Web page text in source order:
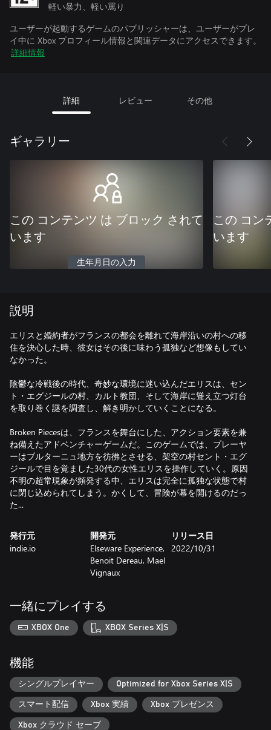
軽い暴力、軽い罵り
ユーザーが起動するゲームのパブリッシャーは、ユーザーがプレ
イ中に Xbox プロフィール情報と関連データにアクセスできます。
詳細情報
詳細 レビュー その他
ギャラリー
この コンテンツ は ブロック されて
います
生年月日の入力
この コン
います
説明
エリスと婚約者がフランスの都会を離れて海岸沿いの村への移
住を決心した時、彼女はその後に味わう孤独など想像もしてい
なかった。
陰鬱な冷戦後の時代、奇妙な環境に迷い込んだエリスは、セン
ト・エグジールの村、カルト教団、そして海岸に聳え立つ灯台
を取り巻く謎を調査し、解き明かしていくことになる。
Broken Piecesは、フランスを舞台にした、アクション要素を兼
ね備えたアドベンチャーゲームだ。このゲームでは、プレーヤ
ーはブルターニュ地方を彷彿とさせる、架空の村セント・エグ
ジールで目を覚ました30代の女性エリスを操作していく。原因
不明の超常現象が頻発する中、エリスは完全に孤独な状態で村
に閉じ込められてしまう。かくして、冒険が幕を開けるのだっ
た...
発行元
indie.io
開発元
Elseware Experience,
Benoit Dereau, Mael
Vignaux
リリース日
2022/10/31
一緒にプレイする
XBOX One XBOX Series X|S
機能
シングルプレイヤー Optimized for Xbox Series X|S
スマート配信 Xbox 実績 Xbox プレゼンス
Xbox クラウド セーブ